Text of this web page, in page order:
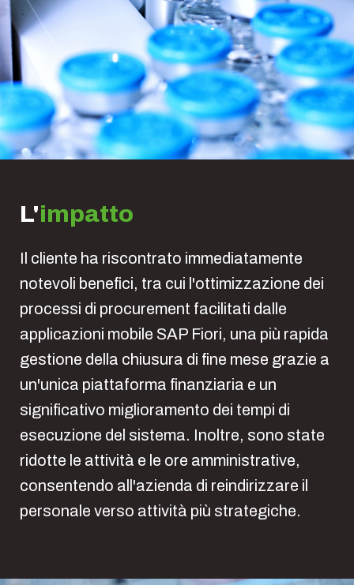
L'impatto
Il cliente ha riscontrato immediatamente
notevoli benefici, tra cui l'ottimizzazione dei
processi di procurement facilitati dalle
applicazioni mobile SAP Fiori, una più rapida
gestione della chiusura di fine mese grazie a
un'unica piattaforma finanziaria e un
significativo miglioramento dei tempi di
esecuzione del sistema. Inoltre, sono state
ridotte le attività e le ore amministrative,
consentendo all'azienda di reindirizzare il
personale verso attività più strategiche.